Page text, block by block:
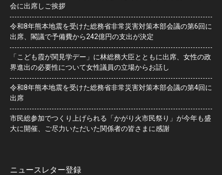
会に出席しご挨拶
令和8年熊本地震を受けた総務省非常災害対策本部会議の第6回に
出席、閣議で予備費から242億円の支出が決定
「こども霞が関見学デー」に林総務大臣とともに出席、女性の政
界進出の必要性について女性議員の立場からお話し
令和8年熊本地震を受けた総務省非常災害対策本部会議の第4回に
出席
市民総参加でつくり上げられる「かがり火市民祭り」が今年も盛
大に開催、ご尽力いただいた関係者の皆さまに感謝
ニュースレター登録